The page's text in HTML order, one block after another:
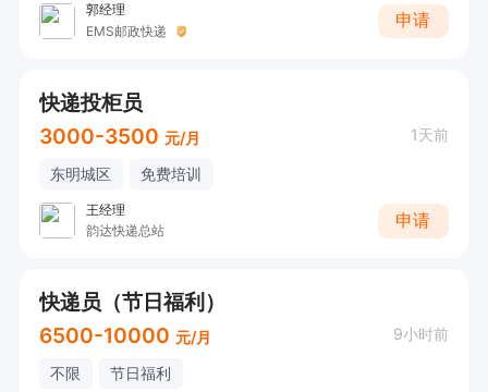
郭经理
EMS邮政快递
申请
快递投柜员
3000-3500 元/月 1天前
东明城区 免费培训
王经理
韵达快递总站
申请
快递员（节日福利）
6500-10000 元/月 9小时前
不限 节日福利